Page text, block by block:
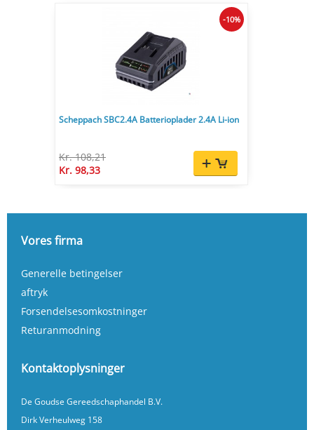
Scheppach SBC2.4A Batterioplader 2.4A Li-ion
Kr. 108,21
Kr. 98,33
-10%
Vores firma
Generelle betingelser
aftryk
Forsendelsesomkostninger
Returanmodning
Kontaktoplysninger
De Goudse Gereedschaphandel B.V.
Dirk Verheulweg 158